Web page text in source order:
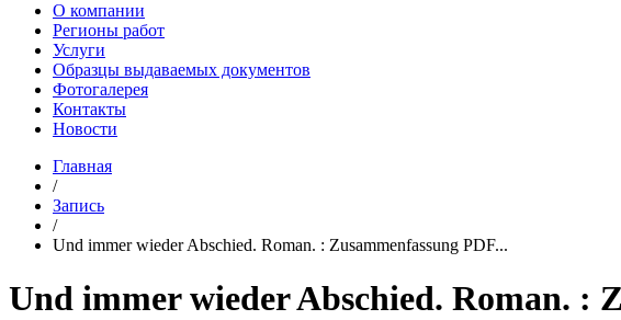
О компании
Регионы работ
Услуги
Образцы выдаваемых документов
Фотогалерея
Контакты
Новости
Главная
/
Запись
/
Und immer wieder Abschied. Roman. : Zusammenfassung PDF...
Und immer wieder Abschied. Roman. :